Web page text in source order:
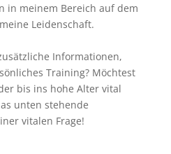
in meinem Bereich auf dem
Leidenschaft.
Informationen,
Training? Möchtest
bis ins hohe Alter vital
unten stehende
vitalen Frage!